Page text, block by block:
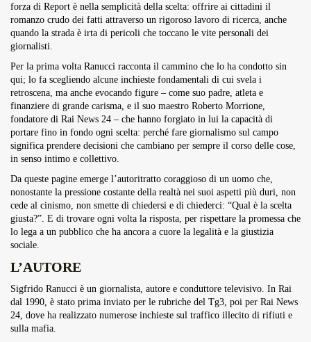
forza di Report è nella semplicità della scelta: offrire ai cittadini il
romanzo crudo dei fatti attraverso un rigoroso lavoro di ricerca, anche
quando la strada è irta di pericoli che toccano le vite personali dei
giornalisti.
Per la prima volta Ranucci racconta il cammino che lo ha condotto sin
qui; lo fa scegliendo alcune inchieste fondamentali di cui svela i
retroscena, ma anche evocando figure – come suo padre, atleta e
finanziere di grande carisma, e il suo maestro Roberto Morrione,
fondatore di Rai News 24 – che hanno forgiato in lui la capacità di
portare fino in fondo ogni scelta: perché fare giornalismo sul campo
significa prendere decisioni che cambiano per sempre il corso delle cose,
in senso intimo e collettivo.
Da queste pagine emerge l’autoritratto coraggioso di un uomo che,
nonostante la pressione costante della realtà nei suoi aspetti più duri, non
cede al cinismo, non smette di chiedersi e di chiederci: “Qual è la scelta
giusta?”. E di trovare ogni volta la risposta, per rispettare la promessa che
lo lega a un pubblico che ha ancora a cuore la legalità e la giustizia
sociale.
L’AUTORE
Sigfrido Ranucci è un giornalista, autore e conduttore televisivo. In Rai
dal 1990, è stato prima inviato per le rubriche del Tg3, poi per Rai News
24, dove ha realizzato numerose inchieste sul traffico illecito di rifiuti e
sulla mafia.